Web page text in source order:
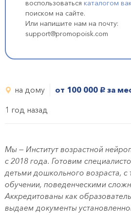
воспользоваться каталогом
поиском на сайте.
Или напишите нам на почту:
support@promopoisk.com
на дому от 100 000 руб. за
1 год назад
Мы — Институт возрастной
с 2018 года. Готовим
детьми дошкольного возраста, с
обучении, поведенческими
Аккредитованы как
выдаем документы